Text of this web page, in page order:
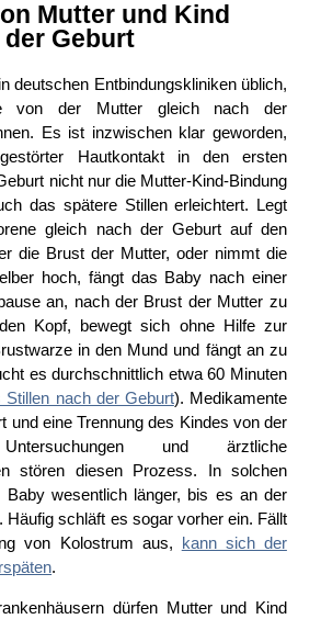
Mutter und Kind
Geburt
deutschen Entbindungskliniken üblich,
von der Mutter gleich nach der
Es ist inzwischen klar geworden,
Hautkontakt in den ersten
nicht nur die Mutter-Kind-Bindung
das spätere Stillen erleichtert. Legt
gleich nach der Geburt auf den
die Brust der Mutter, oder nimmt die
hoch, fängt das Baby nach einer
an, nach der Brust der Mutter zu
Kopf, bewegt sich ohne Hilfe zur
in den Mund und fängt an zu
es durchschnittlich etwa 60 Minuten
Stillen nach der Geburt). Medikamente
und eine Trennung des Kindes von der
und ärztliche
stören diesen Prozess. In solchen
Baby wesentlich länger, bis es an der
Häufig schläft es sogar vorher ein. Fällt
von Kolostrum aus, kann sich der
.
dürfen Mutter und Kind